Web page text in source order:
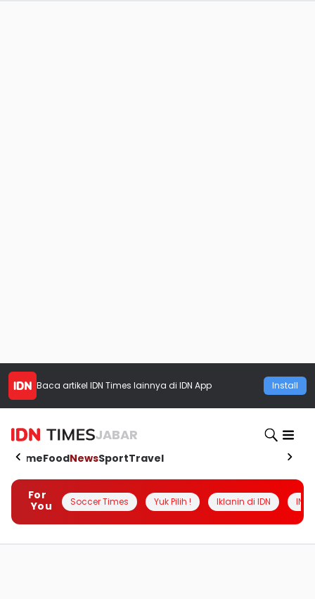
Baca artikel IDN Times lainnya di IDN App Install
JABAR
HomeFoodNewsSportTravel
For
You
Soccer Times Yuk Pilih ! Iklanin di IDN